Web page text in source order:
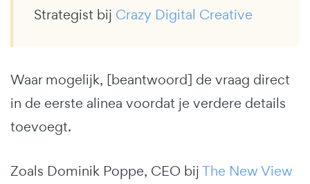
Strategist bij Crazy Digital Creative
Waar mogelijk, [beantwoord] de vraag direct
in de eerste alinea voordat je verdere details
toevoegt.
Zoals Dominik Poppe, CEO bijThe New View